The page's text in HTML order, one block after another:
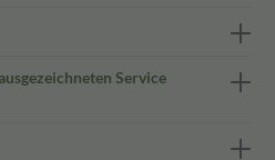
Service